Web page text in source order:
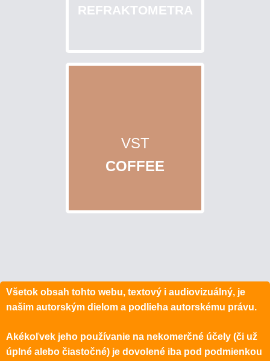
REFRAKTOMETRA
VST
COFFEE
Všetok obsah tohto webu, textový i audiovizuálný, je
našim autorským dielom a podlieha autorskému právu.
Akékoľvek jeho používanie na nekomerčné účely (či už
úplné alebo čiastočné) je dovolené iba pod podmienkou